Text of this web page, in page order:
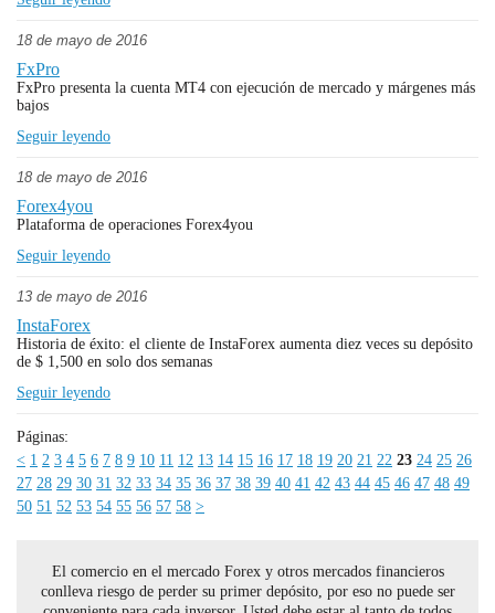
18 de mayo de 2016
FxPro
FxPro presenta la cuenta MT4 con ejecución de mercado y márgenes más
bajos
Seguir leyendo
18 de mayo de 2016
Forex4you
Plataforma de operaciones Forex4you
Seguir leyendo
13 de mayo de 2016
InstaForex
Historia de éxito: el cliente de InstaForex aumenta diez veces su depósito
de $ 1,500 en solo dos semanas
Seguir leyendo
Páginas:
< 1 2 3 4 5 6 7 8 9 10 11 12 13 14 15 16 17 18 19 20 21 22 23 24 25 26
27 28 29 30 31 32 33 34 35 36 37 38 39 40 41 42 43 44 45 46 47 48 49
50 51 52 53 54 55 56 57 58 >
El comercio en el mercado Forex y otros mercados financieros
conlleva riesgo de perder su primer depósito, por eso no puede ser